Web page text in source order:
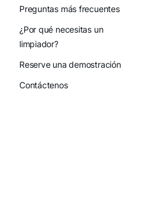
Preguntas más frecuentes
¿Por qué necesitas un
limpiador?
Reserve una demostración
Contáctenos